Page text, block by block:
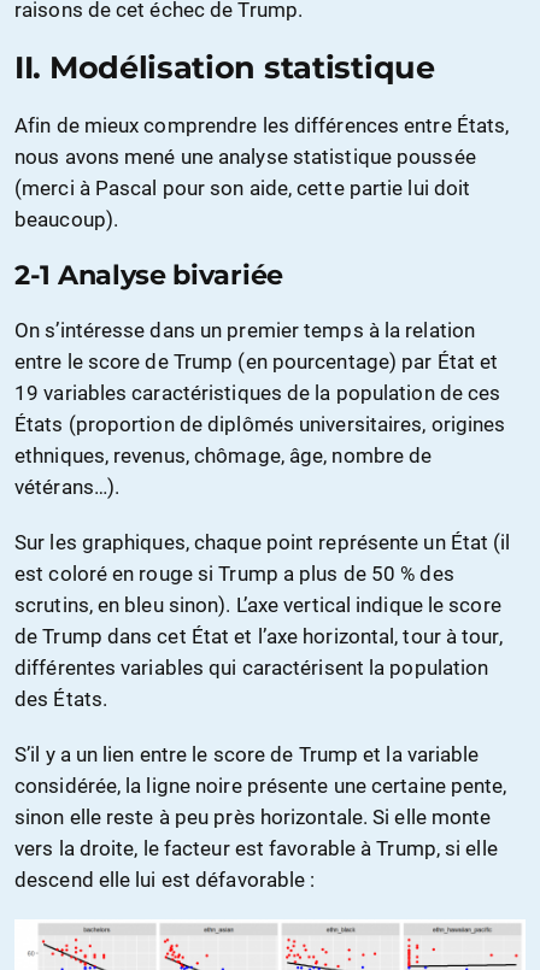
raisons de cet échec de Trump.
II. Modélisation statistique
Afin de mieux comprendre les différences entre États,
nous avons mené une analyse statistique poussée
(merci à Pascal pour son aide, cette partie lui doit
beaucoup).
2-1 Analyse bivariée
On s’intéresse dans un premier temps à la relation
entre le score de Trump (en pourcentage) par État et
19 variables caractéristiques de la population de ces
États (proportion de diplômés universitaires, origines
ethniques, revenus, chômage, âge, nombre de
vétérans…).
Sur les graphiques, chaque point représente un État (il
est coloré en rouge si Trump a plus de 50 % des
scrutins, en bleu sinon). L’axe vertical indique le score
de Trump dans cet État et l’axe horizontal, tour à tour,
différentes variables qui caractérisent la population
des États.
S’il y a un lien entre le score de Trump et la variable
considérée, la ligne noire présente une certaine pente,
sinon elle reste à peu près horizontale. Si elle monte
vers la droite, le facteur est favorable à Trump, si elle
descend elle lui est défavorable :